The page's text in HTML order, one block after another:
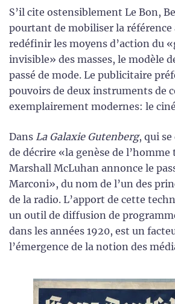
S’il cite ostensiblement Le Bon,
pourtant de mobiliser la référence
redéfinir les moyens d’action du
invisible» des masses, le modèle
passé de mode. Le publicitaire
pouvoirs de deux instruments de
exemplairement modernes: le
Dans La Galaxie Gutenberg, qui
de décrire «la genèse de
Marshall McLuhan annonce le
Marconi», du nom de l’un des
de la radio. L’apport de cette
un outil de diffusion de
dans les années 1920, est un
l’émergence de la notion des